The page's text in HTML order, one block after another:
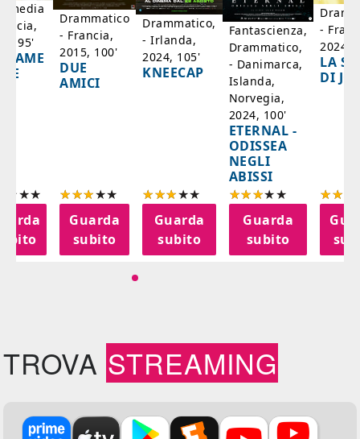
95'
Drammatico
- Francia,
2015, 100'
DUE
AMICI
Guarda
subito
Drammatico,
- Irlanda,
2024, 105'
KNEECAP
Guarda
subito
Fantascienza,
Drammatico,
- Danimarca,
Islanda,
Norvegia,
2024, 100'
ETERNAL -
ODISSEA
NEGLI
ABISSI
Guarda
subito
-
2024,
LA
DI
TROVA STREAMING